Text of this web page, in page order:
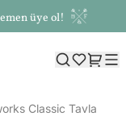
üye ol!
Classic Tavla